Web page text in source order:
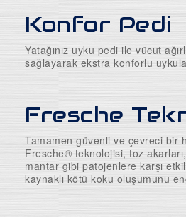
Mutfak Masa ve Sandalye
Konfor Pedi
Yatağınız uyku pedi ile vücut
sağlayarak ekstra konforlu
Fresche
Tamamen güvenli ve çevreci bir
Fresche® teknolojisi, toz
mantar gibi patojenlere karşı
kaynaklı kötü koku oluşumunu